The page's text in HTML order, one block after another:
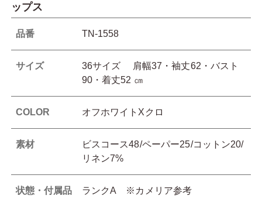
ップス
品番 TN-1558
サイズ
36サイズ 肩幅37・袖丈62・バスト
90・着丈52 ㎝
COLOR オフホワイトXクロ
素材
ビスコース48/ペーパー25/コットン20/
リネン7%
状態・付属品 ランクA ※カメリア参考